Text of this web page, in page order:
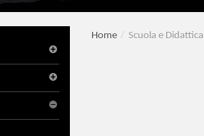
Home / Scuola e Didattica